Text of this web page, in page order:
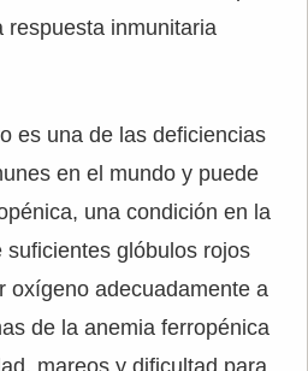
respuesta inmunitaria
es una de las deficiencias
en el mundo y puede
una condición en la
glóbulos rojos
oxígeno adecuadamente a
de la anemia ferropénica
mareos y dificultad para